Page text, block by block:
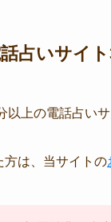
占いサイ
上の電話占い
方は、当サイトの